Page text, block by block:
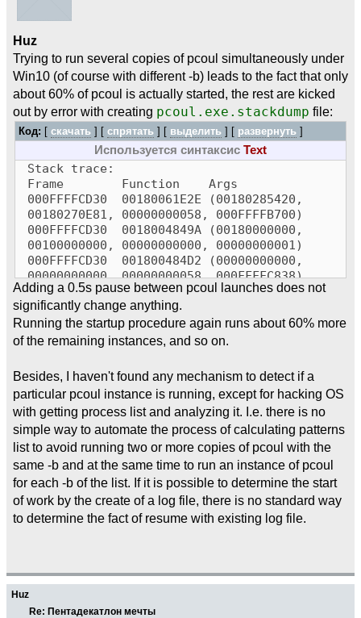
Huz
Trying to run several copies of pcoul simultaneously under
Win10 (of course with different -b) leads to the fact that only
about 60% of pcoul is actually started, the rest are kicked
out by error with creating pcoul.exe.stackdump file:
Код: [скачать ] [спрятать ] [ выделить ] [ развернуть ]
Используется синтаксис Text
Stack trace:
Frame Function Args
000FFFFCD30 00180061E2E (00180285420,
00180270E81, 00000000058, 000FFFFB700)
000FFFFCD30 0018004849A (00180000000,
00100000000, 00000000000, 00000000001)
000FFFFCD30 001800484D2 (00000000000,
00000000000, 00000000058, 000FFFFC838)
000FFFFCD30 0018006D766 (00180045353,
00180355110, 00000000000, 0000000000D)
000FFFFCD30 0018006D779 (001800451A0,
000FFFFCD30, 001800448F2, 000FFFFC900)
000FFFFCD30 001800700B4 (00000000013,
000FFFFCD30 0018005AACF (000FFFF0000,
00000000000, 00000000000, 000FFFFFFFF)
000FFFFCD30 0018005B215 (00000000002,
00800018318, 00800000010, 00000795F60)
000FFFFCD30 0018005B727 (001800DE88E,
00000000000, 0008013F180, 00000000000)
000FFFFCD30 0018005BA66 (000007826B6,
00000000000, FFFFFFFFFFFFFFBF, 00000000000)
000FFFFCD30 00180048C3F (00000000000,
00000000000, 00000000000, 00000000000)
00000000000, 00000000000, 00000000000)
End of stack trace
Adding a 0.5s pause between pcoul launches does not
significantly change anything.
Running the startup procedure again runs about 60% more
of the remaining instances, and so on.
Besides, I haven't found any mechanism to detect if a
particular pcoul instance is running, except for hacking OS
with getting process list and analyzing it. I.e. there is no
simple way to automate the process of calculating patterns
list to avoid running two or more copies of pcoul with the
same -b and at the same time to run an instance of pcoul
for each -b of the list. If it is possible to determine the start
of work by the create of a log file, there is no standard way
to determine the fact of resume with existing log file.
Huz
Re: Пентадекатлон мечты